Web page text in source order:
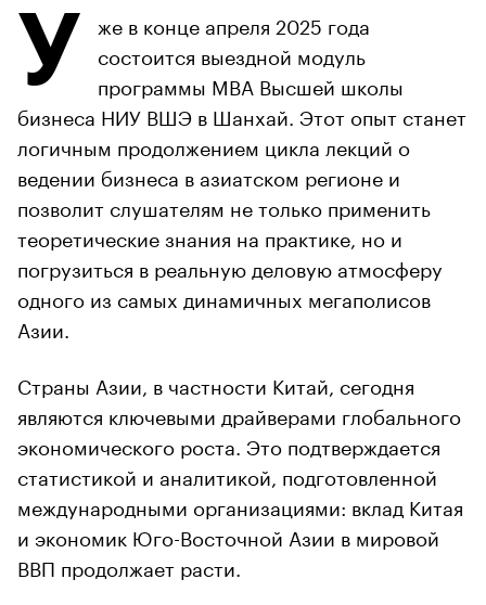
У
же в конце апреля 2025 года
состоится выездной модуль
программы MBA Высшей школы
бизнеса НИУ ВШЭ в Шанхай. Этот опыт станет
логичным продолжением цикла лекций о
ведении бизнеса в азиатском регионе и
позволит слушателям не только применить
теоретические знания на практике, но и
погрузиться в реальную деловую атмосферу
одного из самых динамичных мегаполисов
Азии.
Страны Азии, в частности Китай, сегодня
являются ключевыми драйверами глобального
экономического роста. Это подтверждается
статистикой и аналитикой, подготовленной
международными организациями: вклад Китая
и экономик Юго-Восточной Азии в мировой
ВВП продолжает расти.